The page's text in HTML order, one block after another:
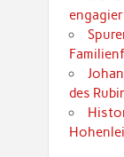
des